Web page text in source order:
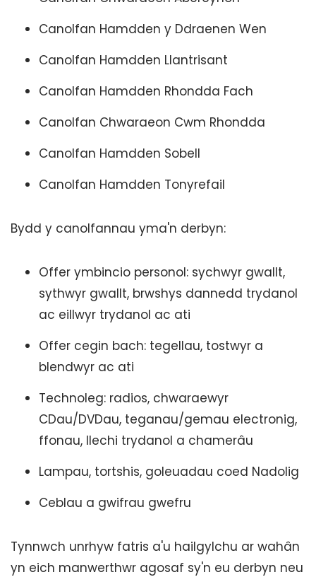
Canolfan Hamdden y Ddraenen Wen
Canolfan Hamdden Llantrisant
Canolfan Hamdden Rhondda Fach
Canolfan Chwaraeon Cwm Rhondda
Canolfan Hamdden Sobell
Canolfan Hamdden Tonyrefail
Bydd y canolfannau yma'n derbyn:
Offer ymbincio personol: sychwyr gwallt,
sythwyr gwallt, brwshys dannedd trydanol
ac eillwyr trydanol ac ati
Offer cegin bach: tegellau, tostwyr a
blendwyr ac ati
Technoleg: radios, chwaraewyr
CDau/DVDau, teganau/gemau electronig,
ffonau, llechi trydanol a chamerâu
Lampau, tortshis, goleuadau coed Nadolig
Ceblau a gwifrau gwefru
Tynnwch unrhyw fatris a'u hailgylchu ar wahân
yn eich manwerthwr agosaf sy'n eu derbyn neu